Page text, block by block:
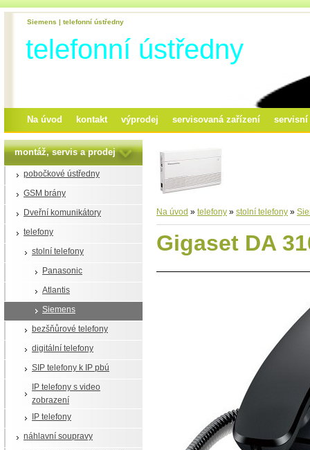
Siemens | telefonní ústředny
telefonní ústředny
Na úvod kontakt výprodej servisovaná zařízení servisní
montáž, servis a prodej
pobočkové ústředny
GSM brány
Dveřní komunikátory
telefony
stolní telefony
Panasonic
Atlantis
Siemens
bezšňůrové telefony
digitální telefony
SIP telefony k IP pbú
IP telefony s video
zobrazení
IP telefony
náhlavní soupravy
Na úvod » telefony » stolní telefony »
Gigaset DA